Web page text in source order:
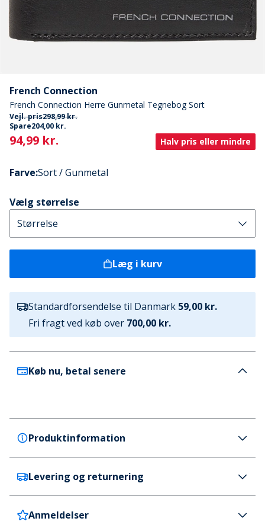
French Connection
French Connection Herre Gunmetal Tegnebog Sort
Vejl. pris298,99 kr.
Spare204,00 kr.
Current
94,99 kr. Halv pris eller mindre
Farve:Sort / Gunmetal
Vælg størrelse
Læg i kurv
Standardforsendelse til Danmark 59,00 kr.
Fri fragt ved køb over 700,00 kr.
Køb nu, betal senere
Produktinformation
French Connection
French Connection Herre Gunmetal Tegnebog
Sort
Farve
Levering og returnering
Danmark
59 kr. (700 kr.+ GRATIS)
Anmeldelser